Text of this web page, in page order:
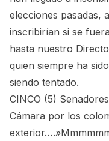
elecciones pasadas,
inscribirían si se
hasta nuestro
quien siempre ha
siendo tentado.
CINCO (5)
Cámara por los